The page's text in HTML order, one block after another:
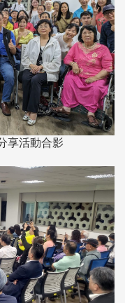
享活動合影